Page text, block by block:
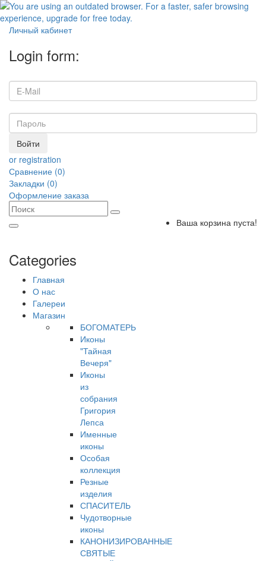
Личный кабинет
Login form:
Войти
or registration
Сравнение (0)
Закладки (0)
Оформление заказа
Ваша корзина пуста!
Categories
Главная
О нас
Галереи
Магазин
БОГОМАТЕРЬ
Иконы
"Тайная
Вечеря"
Иконы
из
собрания
Григория
Лепса
Именные
иконы
Особая
коллекция
Резные
изделия
СПАСИТЕЛЬ
Чудотворные
иконы
КАНОНИЗИРОВАННЫЕ
СВЯТЫЕ